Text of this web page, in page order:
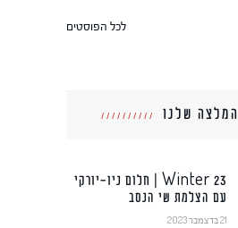
לכל הפוסטים
המלצה שלנו
Winter 23 | חלום ניו-יורקי
עם הצלמת שי הנסב
21 בדצמבר 2023